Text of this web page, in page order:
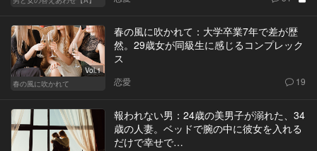
Vol.1
春の風に吹かれて
春の風に吹かれて：大学卒業7年で差が歴
然。29歳女が同級生に感じるコンプレック
ス
恋愛 19
報われない男：24歳の美男子が溺れた、34
歳の人妻。ベッドで腕の中に彼女を入れる
だけで幸せで…